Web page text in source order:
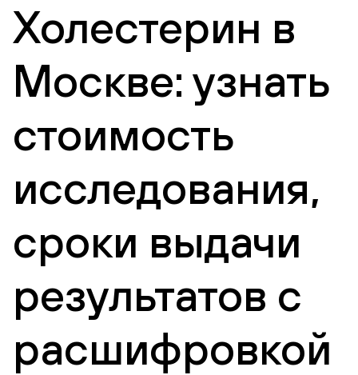
Холестерин в
Москве: узнать
стоимость
исследования,
сроки выдачи
результатов с
расшифровкой